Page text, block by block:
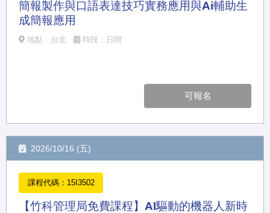
簡報製作與口語表達技巧實務應用與Ai輔助生
成簡報應用
地點：台北 時段：日間
可報名
2026/10/16 (五)
課程代碼：15I3502
【竹科管理局免費課程】AI驅動的機器人新時